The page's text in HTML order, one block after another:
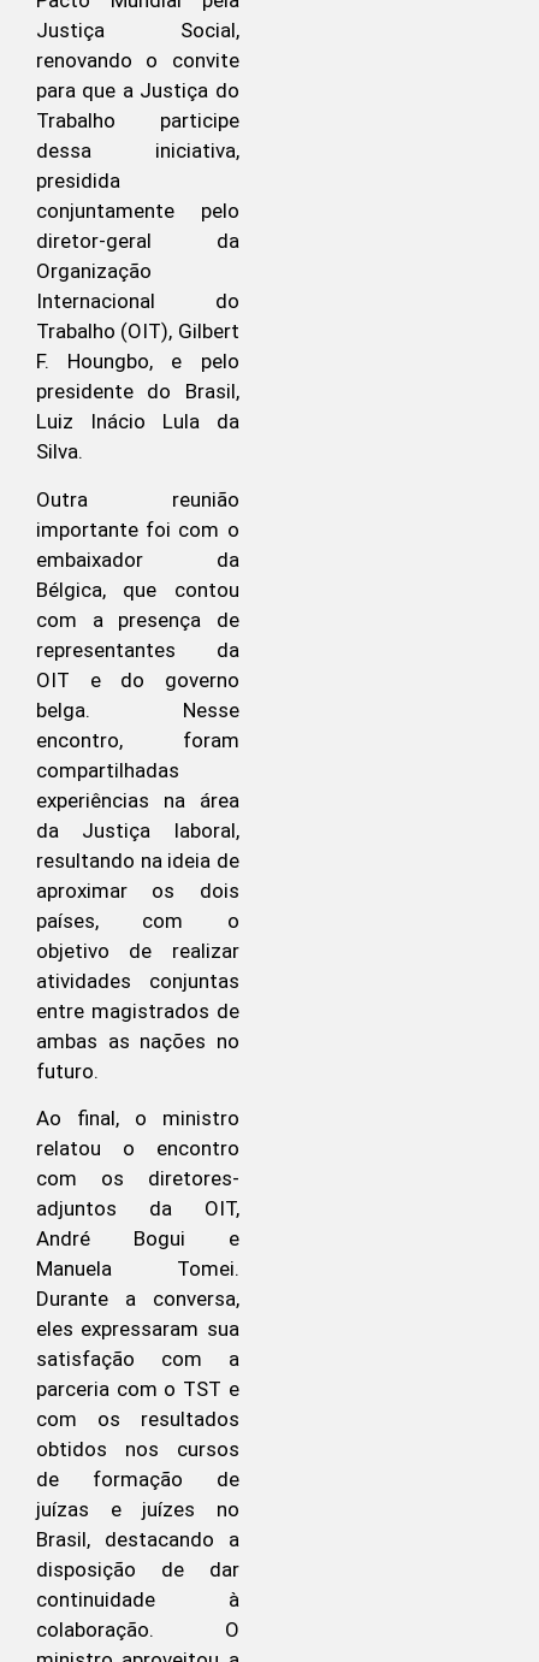
Justiça Social,
renovando o convite
para que a Justiça do
Trabalho participe
dessa iniciativa,
presidida
conjuntamente pelo
diretor-geral da
Organização
Internacional do
Trabalho (OIT), Gilbert
F. Houngbo, e pelo
presidente do Brasil,
Luiz Inácio Lula da
Silva.
Outra reunião
importante foi com o
embaixador da
Bélgica, que contou
com a presença de
representantes da
OIT e do governo
belga. Nesse
encontro, foram
compartilhadas
experiências na área
da Justiça laboral,
resultando na ideia de
aproximar os dois
países, com o
objetivo de realizar
atividades conjuntas
entre magistrados de
ambas as nações no
futuro.
Ao final, o ministro
relatou o encontro
com os diretores-
adjuntos da OIT,
André Bogui e
Manuela Tomei.
Durante a conversa,
eles expressaram sua
satisfação com a
parceria com o TST e
com os resultados
obtidos nos cursos
de formação de
juízas e juízes no
Brasil, destacando a
disposição de dar
continuidade à
colaboração. O